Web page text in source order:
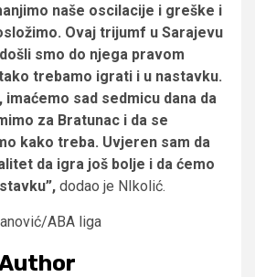
naše oscilacije i greške i
Ovaj trijumf u Sarajevu
smo do njega pravom
trebamo igrati i u nastavku.
sad sedmicu dana da
za Bratunac i da se
kako treba. Uvjeren sam da
da igra još bolje i da ćemo
dodao je NIkolić.
ABA liga